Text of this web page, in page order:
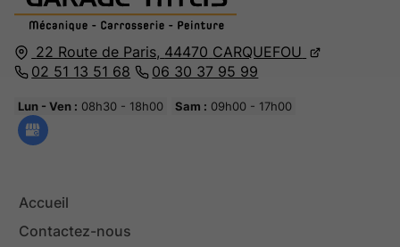
22 Route de Paris, 44470 CARQUEFOU
02 51 13 51 68
06 30 37 95 99
Lun - Ven : 08h30 - 18h00 Sam : 09h00 - 17h00
Accueil
Contactez-nous